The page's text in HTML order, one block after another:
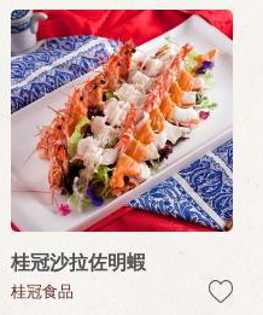
桂冠沙拉佐明蝦
桂冠食品